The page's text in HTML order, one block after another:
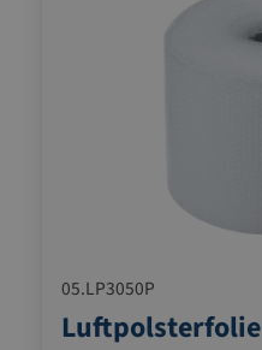
05.LP3050P
Luftpolsterfolie